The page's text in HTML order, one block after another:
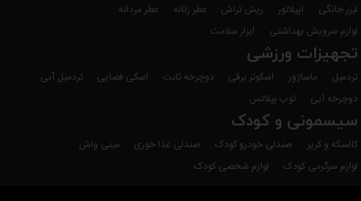
لیزر خانگی اپیلاتور ریش تراش عطر زنانه
عطر مردانه
لوازم سرویش بهداشتی
ابزار سلامت
تجهیزات ورزشی
تردمیل ماساژور اسکوتر برقی دوچرخه ثابت اسکی فضایی
تردمیل آبی
دوچرخه آبی
توپ پیلاتس
سیسمونی و کودک
کالسکه و کریر صندلی خودرو کودک صندلی غذا خوری
مینی واش
لوازم سرگرمی کودک
لوازم شخصی کودک